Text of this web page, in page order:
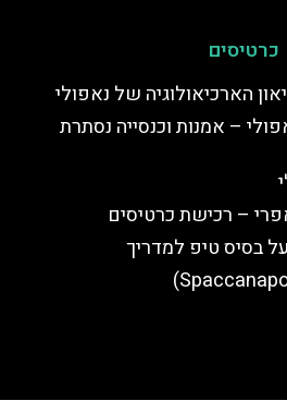
כרטיסים
הארכיאולוגיה של נאפולי
– אמנות וכנסייה נסתרת
– רכישת כרטיסים
בסיס טיפ למדריך